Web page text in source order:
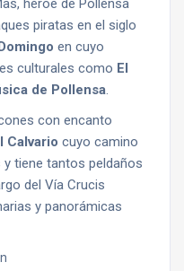
héroe de Pollensa
piratas en el siglo
en cuyo
culturales como El
de Pollensa.
con encanto
Calvario cuyo camino
tiene tantos peldaños
del Vía Crucis
y panorámicas